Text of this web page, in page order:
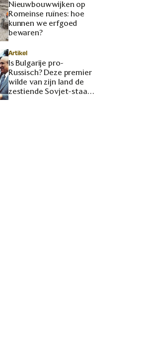
Nieuwbouwwijken op
Romeinse ruïnes: hoe
kunnen we erfgoed
bewaren?
Artikel
Is Bulgarije pro-
Russisch? Deze premier
wilde van zijn land de
zestiende Sovjet-staat
maken